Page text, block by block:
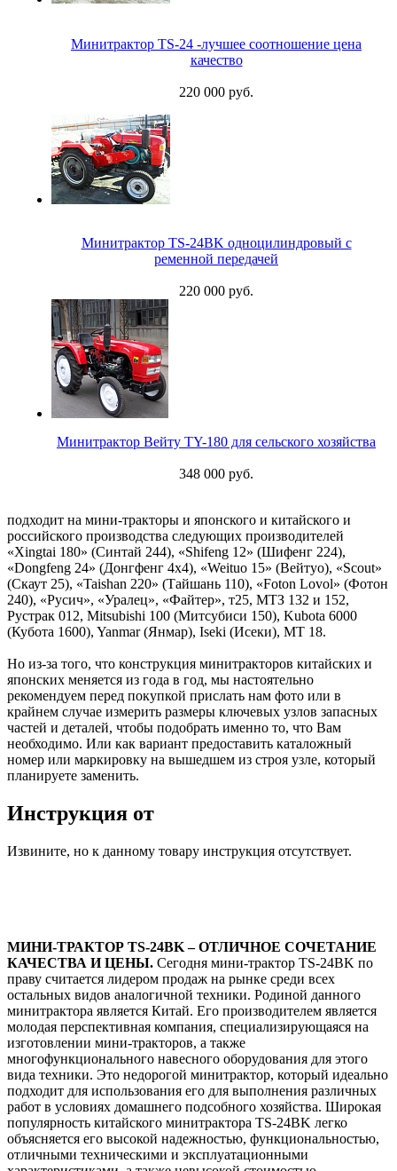
Минитрактор TS-24 -лучшее соотношение цена
качество
220 000 руб.
Минитрактор TS-24BK одноцилиндровый с
ременной передачей
220 000 руб.
Минитрактор Вейту TY-180 для сельского хозяйства
348 000 руб.
подходит на мини-тракторы и японского и китайского и
российского производства следующих производителей
«Xingtai 180» (Синтай 244), «Shifeng 12» (Шифенг 224),
«Dongfeng 24» (Донгфенг 4х4), «Weituo 15» (Вейтуо), «Scout»
(Скаут 25), «Taishan 220» (Тайшань 110), «Foton Lovol» (Фотон
240), «Русич», «Уралец», «Файтер», т25, МТЗ 132 и 152,
Рустрак 012, Mitsubishi 100 (Митсубиси 150), Kubota 6000
(Кубота 1600), Yanmar (Янмар), Iseki (Исеки), МТ 18.
Но из-за того, что конструкция минитракторов китайских и
японских меняется из года в год, мы настоятельно
рекомендуем перед покупкой прислать нам фото или в
крайнем случае измерить размеры ключевых узлов запасных
частей и деталей, чтобы подобрать именно то, что Вам
необходимо. Или как вариант предоставить каталожный
номер или маркировку на вышедшем из строя узле, который
планируете заменить.
Инструкция от
Извините, но к данному товару инструкция отсутствует.
МИНИ-ТРАКТОР TS-24BK – ОТЛИЧНОЕ СОЧЕТАНИЕ
КАЧЕСТВА И ЦЕНЫ. Сегодня мини-трактор TS-24BK по
праву считается лидером продаж на рынке среди всех
остальных видов аналогичной техники. Родиной данного
минитрактора является Китай. Его производителем является
молодая перспективная компания, специализирующаяся на
изготовлении мини-тракторов, а также
многофункционального навесного оборудования для этого
вида техники. Это недорогой минитрактор, который идеально
подходит для использования его для выполнения различных
работ в условиях домашнего подсобного хозяйства. Широкая
популярность китайского минитрактора TS-24BK легко
объясняется его высокой надежностью, функциональностью,
отличными техническими и эксплуатационными